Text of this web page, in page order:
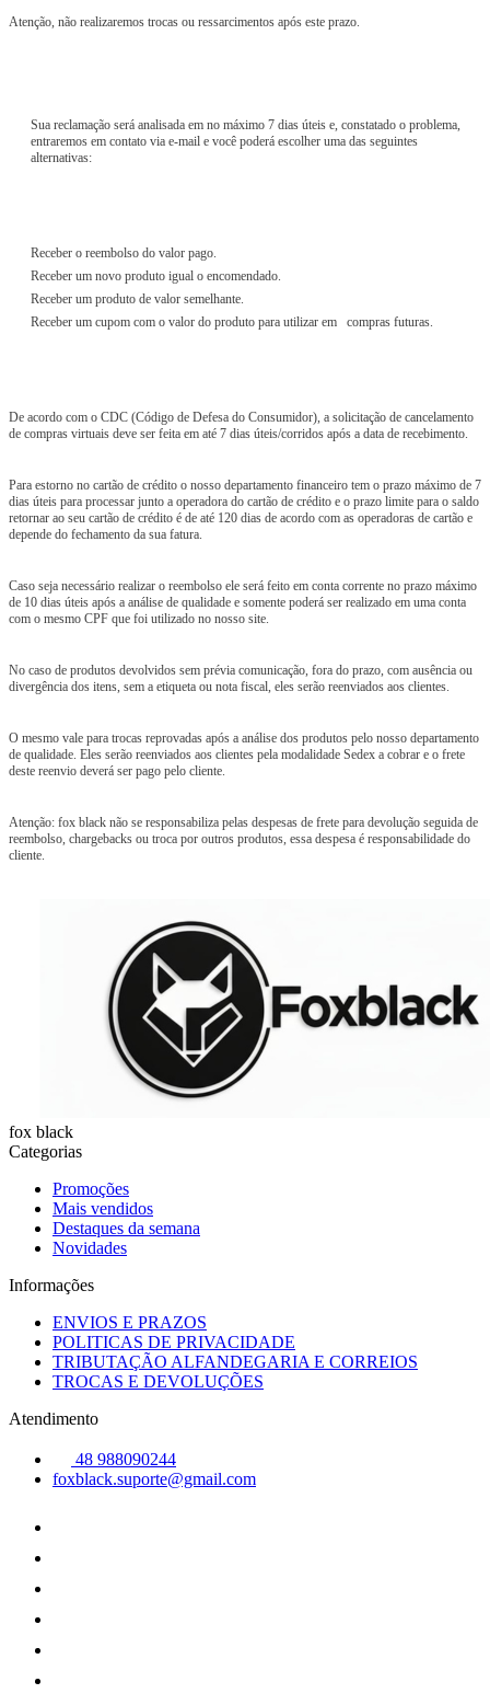
Atenção, não realizaremos trocas ou ressarcimentos após este prazo.
Sua reclamação será analisada em no máximo 7 dias úteis e, constatado o problema,
entraremos em contato via e-mail e você poderá escolher uma das seguintes
alternativas:
Receber o reembolso do valor pago.
Receber um novo produto igual o encomendado.
Receber um produto de valor semelhante.
Receber um cupom com o valor do produto para utilizar em compras futuras.
De acordo com o CDC (Código de Defesa do Consumidor), a solicitação de cancelamento
de compras virtuais deve ser feita em até 7 dias úteis/corridos após a data de recebimento.
Para estorno no cartão de crédito o nosso departamento financeiro tem o prazo máximo de 7
dias úteis para processar junto a operadora do cartão de crédito e o prazo limite para o saldo
retornar ao seu cartão de crédito é de até 120 dias de acordo com as operadoras de cartão e
depende do fechamento da sua fatura.
Caso seja necessário realizar o reembolso ele será feito em conta corrente no prazo máximo
de 10 dias úteis após a análise de qualidade e somente poderá ser realizado em uma conta
com o mesmo CPF que foi utilizado no nosso site.
No caso de produtos devolvidos sem prévia comunicação, fora do prazo, com ausência ou
divergência dos itens, sem a etiqueta ou nota fiscal, eles serão reenviados aos clientes.
O mesmo vale para trocas reprovadas após a análise dos produtos pelo nosso departamento
de qualidade. Eles serão reenviados aos clientes pela modalidade Sedex a cobrar e o frete
deste reenvio deverá ser pago pelo cliente.
Atenção: fox black não se responsabiliza pelas despesas de frete para devolução seguida de
reembolso, chargebacks ou troca por outros produtos, essa despesa é responsabilidade do
cliente.
fox black
Categorias
Promoções
Mais vendidos
Destaques da semana
Novidades
Informações
ENVIOS E PRAZOS
POLITICAS DE PRIVACIDADE
TRIBUTAÇÃO ALFANDEGARIA E CORREIOS
TROCAS E DEVOLUÇÕES
Atendimento
48 988090244
foxblack.suporte@gmail.com